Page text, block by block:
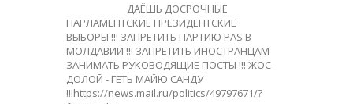
ДАЁШЬ ДОСРОЧНЫЕ
ПАРЛАМЕНТСКИЕ ПРЕЗИДЕНТСКИЕ
ВЫБОРЫ !!! ЗАПРЕТИТЬ ПАРТИЮ PAS В
МОЛДАВИИ !!! ЗАПРЕТИТЬ ИНОСТРАНЦАМ
ЗАНИМАТЬ РУКОВОДЯЩИЕ ПОСТЫ !!! ЖОС -
ДОЛОЙ - ГЕТЬ МАЙЮ САНДУ
!!!https://news.mail.ru/politics/49797671/?